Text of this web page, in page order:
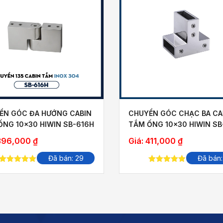
GÓC ĐA HƯỚNG CABIN
ỐNG 10×30 HIWIN SB-616F
396,000
5
Đã bán: 22
CHUYỂN GÓC ĐA
TẮM ỐNG 10×30 HIWIN
Giá: 396,000
5
Đã